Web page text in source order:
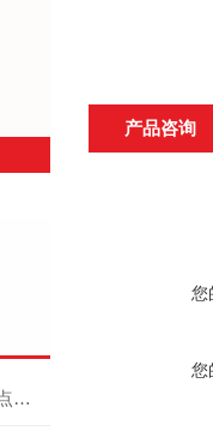
2026工业气体检测仪采购要点：如何分辨固定式、复合、泵吸式检测仪优劣
产品咨询
您
您